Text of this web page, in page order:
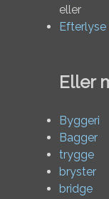
eller
Eller
Byggeri
Bagger
trygge
bryster
bridge